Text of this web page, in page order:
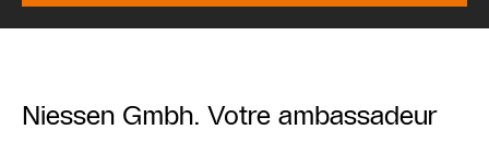
Niessen Gmbh. Votre ambassadeur